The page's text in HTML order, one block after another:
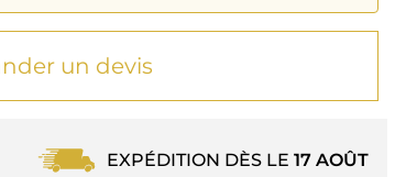
un devis
EXPÉDITION DÈS LE 17 AOÛT